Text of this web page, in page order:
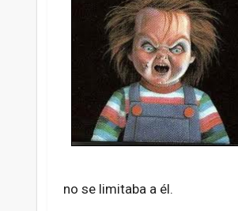
no se limitaba a él.